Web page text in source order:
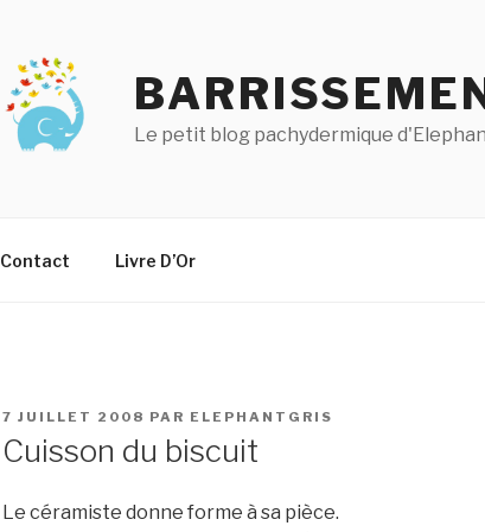
Le petit blog pachydermique
Contact Livre D’Or
PUBLIÉ
7 JUILLET 2008 PAR ELEPHANTGRIS
Cuisson du biscuit
Le céramiste donne forme à sa pièce.